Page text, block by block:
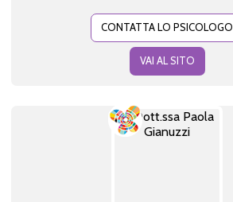
CONTATTA LO PSICOLOGO
VAI AL SITO